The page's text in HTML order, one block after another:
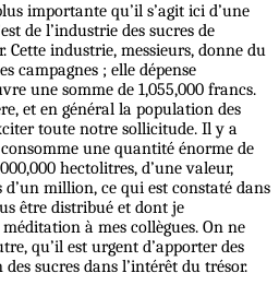
importante qu’il s’agit ici d’une
de l’industrie des sucres de
Cette industrie, messieurs, donne du
campagnes ; elle dépense
une somme de 1,055,000 francs.
et en général la population des
toute notre sollicitude. Il y a
une quantité énorme de
hectolitres, d’une valeur,
million, ce qui est constaté dans
être distribué et dont je
à mes collègues. On ne
qu’il est urgent d’apporter des
sucres dans l’intérêt du trésor.